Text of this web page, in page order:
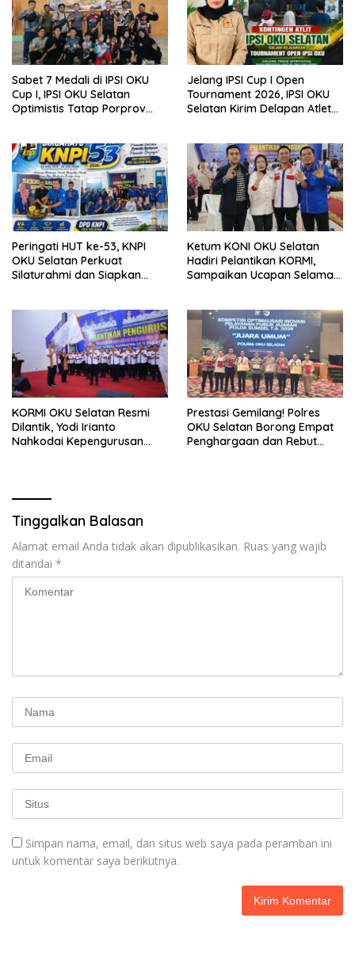
Sabet 7 Medali di IPSI OKU
Cup I, IPSI OKU Selatan
Optimistis Tatap Porprov
Jelang IPSI Cup I Open
Tournament 2026, IPSI OKU
Selatan Kirim Delapan Atlet
Peringati HUT ke-53, KNPI
OKU Selatan Perkuat
Silaturahmi dan Siapkan
Ketum KONI OKU Selatan
Hadiri Pelantikan KORMI,
Sampaikan Ucapan Selamat
KORMI OKU Selatan Resmi
Dilantik, Yodi Irianto
Nahkodai Kepengurusan
Prestasi Gemilang! Polres
OKU Selatan Borong Empat
Penghargaan dan Rebut
Tinggalkan Balasan
Alamat email Anda tidak akan dipublikasikan. Ruas yang wajib
ditandai *
Simpan nama, email, dan situs web saya pada peramban ini
untuk komentar saya berikutnya.